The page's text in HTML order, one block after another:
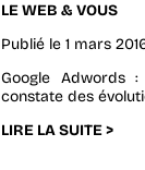
LE WEB & VOUS
Publié le 1 mars
Google Adwords
constate des
LIRE LA SUITE >